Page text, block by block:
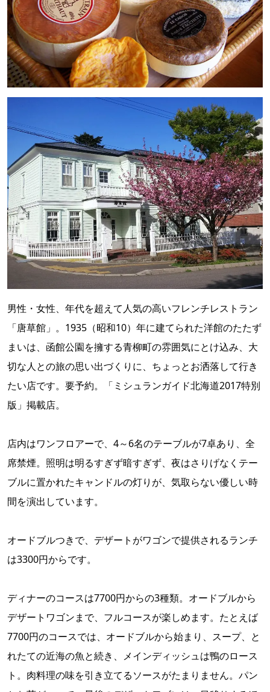
男性・女性、年代を超えて人気の高いフレンチレストラン
「唐草館」。1935（昭和10）年に建てられた洋館のたたず
まいは、函館公園を擁する青柳町の雰囲気にとけ込み、大
切な人との旅の思い出づくりに、ちょっとお洒落して行き
たい店です。要予約。「ミシュランガイド北海道2017特別
版」掲載店。
店内はワンフロアーで、4～6名のテーブルが7卓あり、全
席禁煙。照明は明るすぎず暗すぎず、夜はさりげなくテー
ブルに置かれたキャンドルの灯りが、気取らない優しい時
間を演出しています。
オードブルつきで、デザートがワゴンで提供されるランチ
は3300円からです。
ディナーのコースは7700円からの3種類。オードブルから
デザートワゴンまで、フルコースが楽しめます。たとえば
7700円のコースでは、オードブルから始まり、スープ、と
れたての近海の魚と続き、メインディッシュは鴨のロース
ト。肉料理の味を引き立てるソースがたまりません。パン